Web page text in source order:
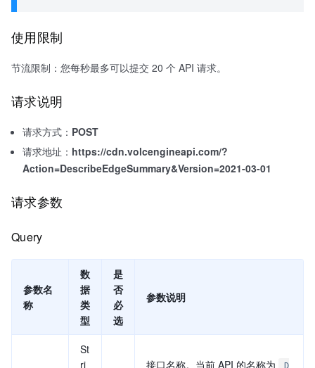
使用限制
节流限制：您每秒最多可以提交 20 个 API 请求。
请求说明
请求方式： POST
请求地址： https://cdn.volcengineapi.com/?
Action=DescribeEdgeSummary&Version=2021-03-01
请求参数
Query
参数名
称
数
据
类
型
是
否
必
选
参数说明
St
ri
接口名称。当前 API 的名称为
D